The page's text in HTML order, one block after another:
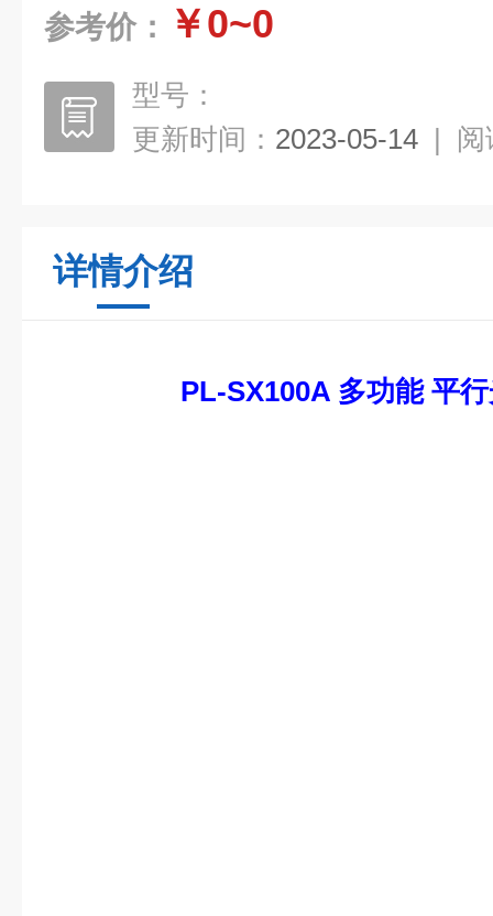
参考价： ￥0~0
型号：
更新时间： 2023-05-14 | 阅
详情介绍
PL-SX100A 多功能 平